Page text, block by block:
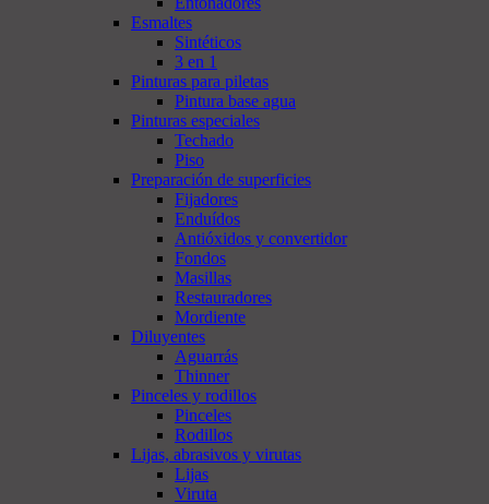
Esmaltes
Sintéticos
3 en 1
Pinturas para piletas
Pintura base agua
Pinturas especiales
Techado
Piso
Preparación de superficies
Fijadores
Enduídos
Antióxidos y convertidor
Fondos
Masillas
Restauradores
Mordiente
Diluyentes
Aguarrás
Thinner
Pinceles y rodillos
Pinceles
Rodillos
Lijas, abrasivos y virutas
Lijas
Viruta